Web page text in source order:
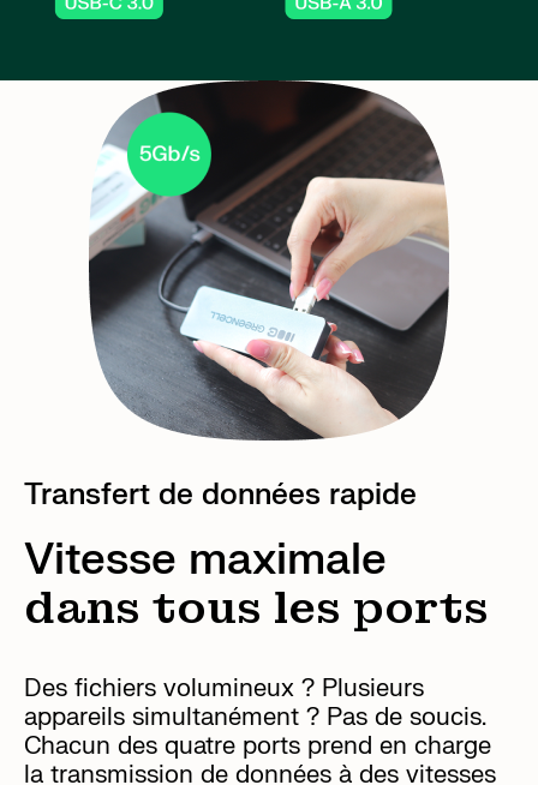
Transfert de données rapide
Vitesse maximale
dans tous les ports
Des fichiers volumineux ? Plusieurs
appareils simultanément ? Pas de soucis.
Chacun des quatre ports prend en charge
la transmission de données à des vitesses